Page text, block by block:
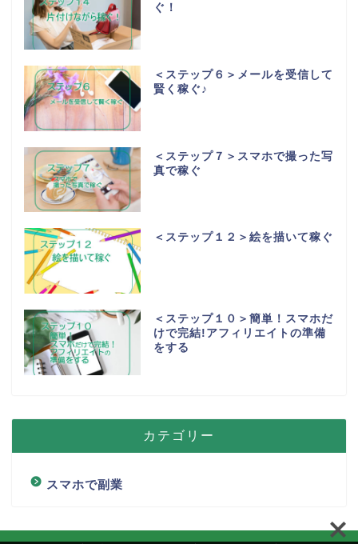
ぐ！
＜ステップ６＞メールを受信して
賢く稼ぐ♪
＜ステップ７＞スマホで撮った写
真で稼ぐ
＜ステップ１２＞絵を描いて稼ぐ
＜ステップ１０＞簡単！スマホだ
けで完結!アフィリエイトの準備
をする
カテゴリー
スマホで副業